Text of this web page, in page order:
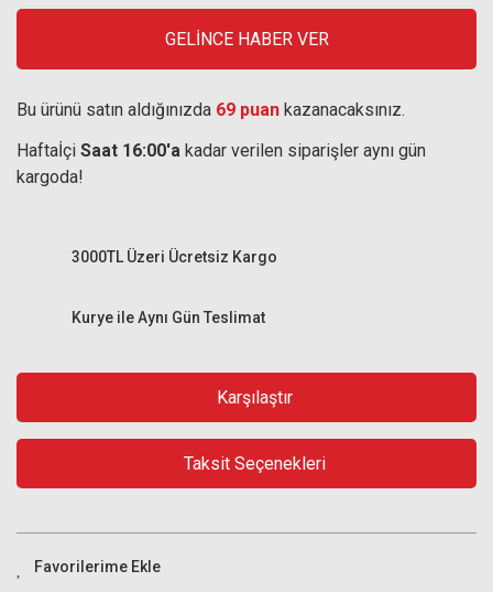
GELİNCE HABER VER
Bu ürünü satın aldığınızda 69 puan kazanacaksınız.
Haftaİçi Saat 16:00'a kadar verilen siparişler aynı gün
kargoda!
Kurye ile Aynı Gün Teslimat
3000TL Üzeri Ücretsiz Kargo
Karşılaştır
Taksit Seçenekleri